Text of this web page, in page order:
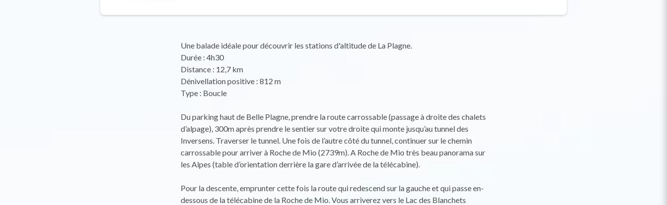
Une balade idéale pour découvrir les stations d'altitude de La Plagne.
Durée : 4h30
Distance : 12,7 km
Dénivellation positive : 812 m
Type : Boucle
Du parking haut de Belle Plagne, prendre la route carrossable (passage à droite des chalets
d’alpage), 300m après prendre le sentier sur votre droite qui monte jusqu’au tunnel des
Inversens. Traverser le tunnel. Une fois de l’autre côté du tunnel, continuer sur le chemin
carrossable pour arriver à Roche de Mio (2739m). A Roche de Mio très beau panorama sur
les Alpes (table d’orientation derrière la gare d’arrivée de la télécabine).
Pour la descente, emprunter cette fois la route qui redescend sur la gauche et qui passe en-
dessous de la télécabine de la Roche de Mio. Vous arriverez vers le Lac des Blanchets